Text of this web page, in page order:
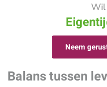
Wil
Neem
Balans tussen